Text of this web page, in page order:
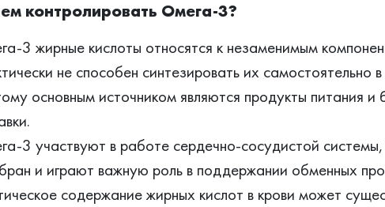
контролировать Омега-3?
3 жирные кислоты относятся к незаменимым
не способен синтезировать их самостоятельно
основным источником являются продукты питания и
3 участвуют в работе сердечно-сосудистой системы,
и играют важную роль в поддержании обменных
содержание жирных кислот в крови может